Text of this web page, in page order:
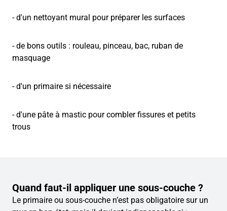
- d'un nettoyant mural pour préparer les surfaces
- de bons outils : rouleau, pinceau, bac, ruban de
masquage
- d'un primaire si nécessaire
- d'une pâte à mastic pour combler fissures et petits
trous
Quand faut-il appliquer une sous-couche ?
Le primaire ou sous-couche n’est pas obligatoire sur un